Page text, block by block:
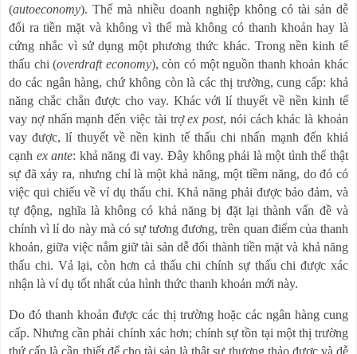
(autoeconomy). Thế mà nhiều doanh nghiệp không có tài sản dễ
đổi ra tiền mặt và không vì thế mà không có thanh khoản hay là
cứng nhắc vì sử dụng một phương thức khác. Trong nền kinh tế
thấu chi (overdraft economy), còn có một nguồn thanh khoản khác
do các ngân hàng, chứ không còn là các thị trường, cung cấp: khả
năng chắc chắn được cho vay. Khác với lí thuyết về nền kinh tế
vay nợ nhấn mạnh đến việc tài trợex post, nói cách khác là khoản
vay được, lí thuyết về nền kinh tế thấu chi nhấn mạnh đến khiá
cạnh ex ante: khả năng đi vay. Đây không phải là một tình thế thật
sự đã xảy ra, nhưng chỉ là một khả năng, một tiềm năng, do đó có
việc qui chiếu về ví dụ thấu chi. Khả năng phải được bảo đảm, và
tự động, nghĩa là không có khả năng bị đặt lại thành vấn đề và
chính vì lí do này mà có sự tương đương, trên quan điểm của thanh
khoản, giữa việc nắm giữ tài sản dễ đổi thành tiền mặt và khả năng
thấu chi. Vả lại, còn hơn cả thấu chi chính sự thấu chi được xác
nhận là ví dụ tốt nhất của hình thức thanh khoản mới này.
Do đó thanh khoản được các thị trường hoặc các ngân hàng cung
cấp. Nhưng cần phải chính xác hơn; chính sự tồn tại một thị trường